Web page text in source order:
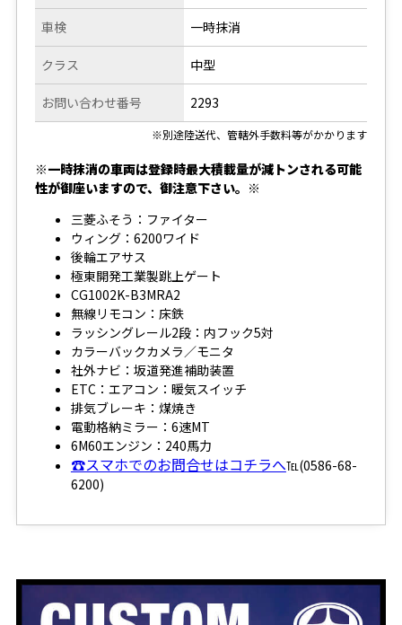
車検
クラス
お問い合わせ番号
一時抹消
中型
2293
※別途陸送代、管轄外手数料等がかかります
※一時抹消の車両は登録時最大積載量が減トンされる可能
性が御座いますので、御注意下さい。※
三菱ふそう：ファイター
ウィング：6200ワイド
後輪エアサス
極東開発工業製跳上ゲート
CG1002K-B3MRA2
無線リモコン：床鉄
ラッシングレール2段：内フック5対
カラーバックカメラ／モニタ
社外ナビ：坂道発進補助装置
ETC：エアコン：暖気スイッチ
排気ブレーキ：煤焼き
電動格納ミラー：6速MT
6M60エンジン：240馬力
☎スマホでのお問合せはコチラへ℡(0586-68-
6200)